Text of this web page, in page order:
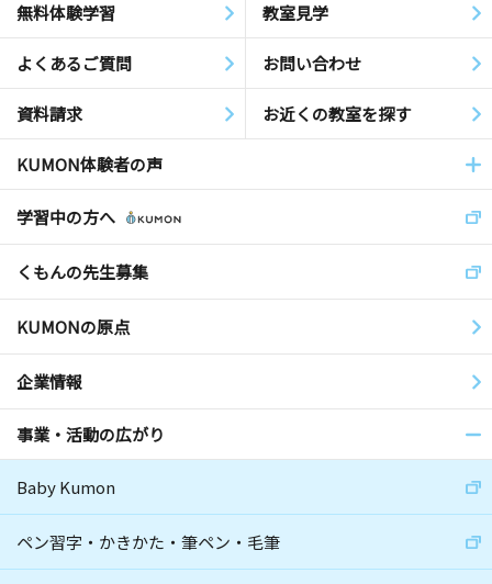
無料体験学習 教室見学
よくあるご質問 お問い合わせ
資料請求 お近くの教室を探す
KUMON体験者の声
学習中の方へ
くもんの先生募集
KUMONの原点
企業情報
事業・活動の広がり
Baby Kumon
ペン習字・かきかた・筆ペン・毛筆